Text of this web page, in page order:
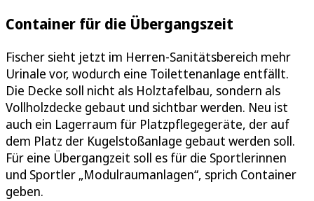
Container für die Übergangszeit
Fischer sieht jetzt im Herren-Sanitätsbereich mehr
Urinale vor, wodurch eine Toilettenanlage entfällt.
Die Decke soll nicht als Holztafelbau, sondern als
Vollholzdecke gebaut und sichtbar werden. Neu ist
auch ein Lagerraum für Platzpflegegeräte, der auf
dem Platz der Kugelstoßanlage gebaut werden soll.
Für eine Übergangzeit soll es für die Sportlerinnen
und Sportler „Modulraumanlagen“, sprich Container
geben.